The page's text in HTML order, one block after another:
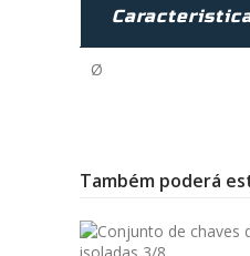
Ø
Também poderá